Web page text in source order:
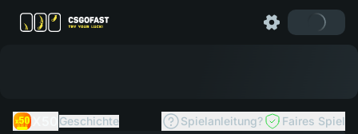
Geschichte Spielanleitung? Faires Spiel